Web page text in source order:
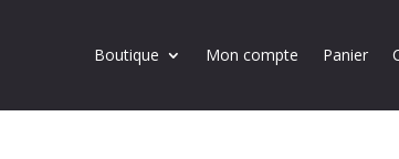
Boutique Mon compte Panier